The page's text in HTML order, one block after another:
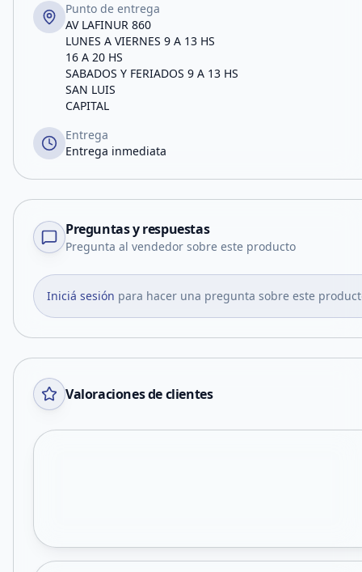
Punto de entrega
AV LAFINUR 860
LUNES A VIERNES 9 A 13 HS
16 A 20 HS
SABADOS Y FERIADOS 9 A 13 HS
SAN LUIS
CAPITAL
Entrega
Entrega inmediata
Preguntas y respuestas
Pregunta al vendedor sobre este producto
Iniciá sesión para hacer una pregunta sobre este
Valoraciones de clientes